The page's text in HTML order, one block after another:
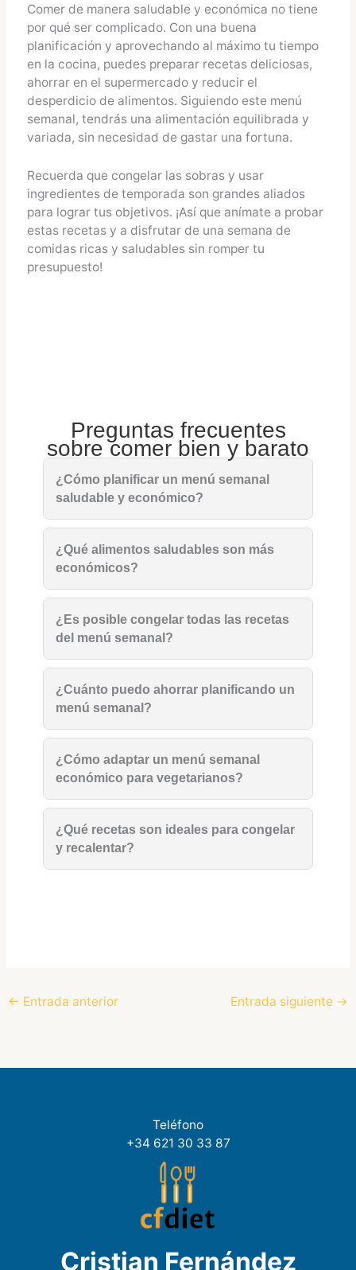
Comer de manera saludable y económica no tiene
por qué ser complicado. Con una buena
planificación y aprovechando al máximo tu tiempo
en la cocina, puedes preparar recetas deliciosas,
ahorrar en el supermercado y reducir el
desperdicio de alimentos. Siguiendo este menú
semanal, tendrás una alimentación equilibrada y
variada, sin necesidad de gastar una fortuna.
Recuerda que congelar las sobras y usar
ingredientes de temporada son grandes aliados
para lograr tus objetivos. ¡Así que anímate a probar
estas recetas y a disfrutar de una semana de
comidas ricas y saludables sin romper tu
presupuesto!
Preguntas frecuentes
sobre comer bien y barato
¿Cómo planificar un menú semanal
saludable y económico?
¿Qué alimentos saludables son más
económicos?
¿Es posible congelar todas las recetas
del menú semanal?
¿Cuánto puedo ahorrar planificando un
menú semanal?
¿Cómo adaptar un menú semanal
económico para vegetarianos?
¿Qué recetas son ideales para congelar
y recalentar?
← Entrada anterior Entrada siguiente →
Teléfono
+34 621 30 33 87
Cristian Fernández